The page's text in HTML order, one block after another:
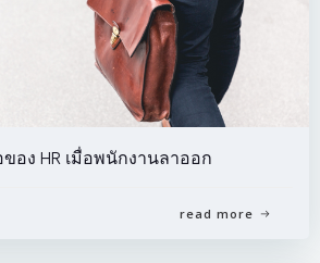
อง HR เมื่อพนักงานลาออก
read more